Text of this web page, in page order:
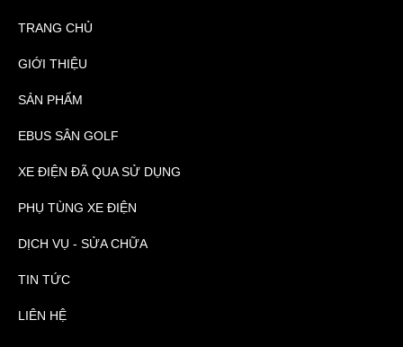
TRANG CHỦ
GIỚI THIỆU
SẢN PHẨM
EBUS SÂN GOLF
XE ĐIỆN ĐÃ QUA SỬ DỤNG
PHỤ TÙNG XE ĐIỆN
DỊCH VỤ - SỬA CHỮA
TIN TỨC
LIÊN HỆ